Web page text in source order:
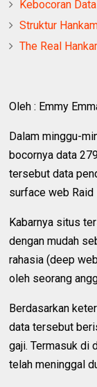
Kebocoran
Struktur
The Real
Oleh : Emmy
Dalam minggu-
bocornya data
tersebut data
surface web
Kabarnya situs
dengan mudah
rahasia (deep
oleh seorang
Berdasarkan
data tersebut
gaji. Termasuk di
telah meninggal